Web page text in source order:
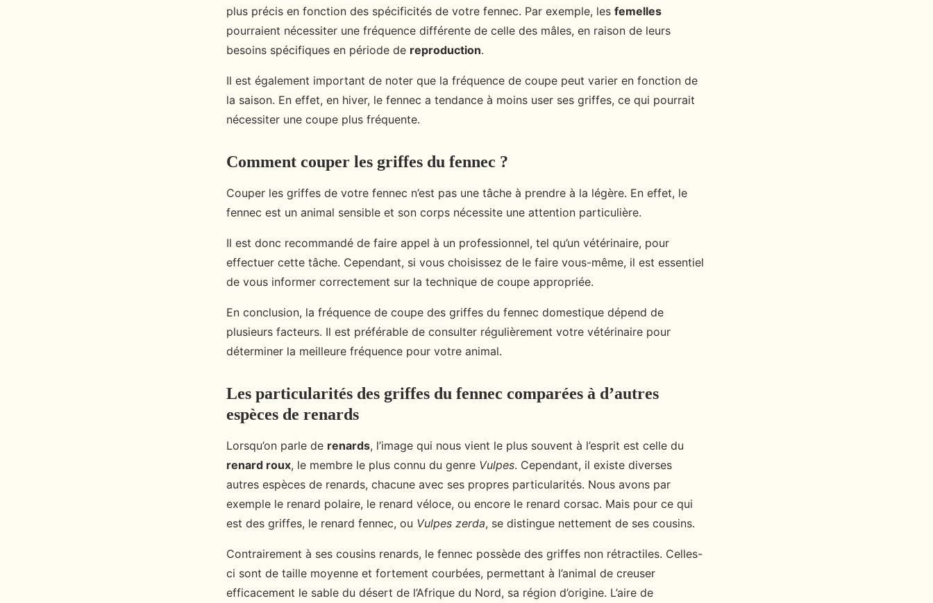
plus précis en fonction des spécificités de votre fennec. Par exemple, les femelles
pourraient nécessiter une fréquence différente de celle des mâles, en raison de leurs
besoins spécifiques en période de reproduction.
Il est également important de noter que la fréquence de coupe peut varier en fonction de
la saison. En effet, en hiver, le fennec a tendance à moins user ses griffes, ce qui pourrait
nécessiter une coupe plus fréquente.
Comment couper les griffes du fennec ?
Couper les griffes de votre fennec n’est pas une tâche à prendre à la légère. En effet, le
fennec est un animal sensible et son corps nécessite une attention particulière.
Il est donc recommandé de faire appel à un professionnel, tel qu’un vétérinaire, pour
effectuer cette tâche. Cependant, si vous choisissez de le faire vous-même, il est essentiel
de vous informer correctement sur la technique de coupe appropriée.
En conclusion, la fréquence de coupe des griffes du fennec domestique dépend de
plusieurs facteurs. Il est préférable de consulter régulièrement votre vétérinaire pour
déterminer la meilleure fréquence pour votre animal.
Les particularités des griffes du fennec comparées à d’autres
espèces de renards
Lorsqu’on parle de renards, l’image qui nous vient le plus souvent à l’esprit est celle du
renard roux, le membre le plus connu du genre Vulpes. Cependant, il existe diverses
autres espèces de renards, chacune avec ses propres particularités. Nous avons par
exemple le renard polaire, le renard véloce, ou encore le renard corsac. Mais pour ce qui
est des griffes, le renard fennec, ou Vulpes zerda, se distingue nettement de ses cousins.
Contrairement à ses cousins renards, le fennec possède des griffes non rétractiles. Celles-
ci sont de taille moyenne et fortement courbées, permettant à l’animal de creuser
efficacement le sable du désert de l’Afrique du Nord, sa région d’origine. L’aire de